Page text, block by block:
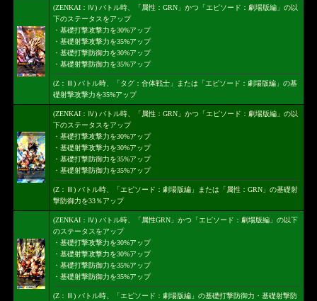
(ZENKAI：Ⅳ) バトル時、「属性：GRN」かつ「エピソード：劇場版編」の以
下のステータスをアップ
・基礎打撃攻撃力を30%アップ
・基礎射撃攻撃力を35%アップ
・基礎打撃防御力を30%アップ
・基礎射撃防御力を35%アップ
(Z：Ⅲ) バトル時、「タグ：合体戦士」または「エピソード：劇場版編」の基
礎射撃攻撃力を35%アップ
(ZENKAI：Ⅳ) バトル時、「属性：GRN」かつ「エピソード：劇場版編」の以
下のステータスをアップ
・基礎打撃攻撃力を30%アップ
・基礎射撃攻撃力を30%アップ
・基礎打撃防御力を35%アップ
・基礎射撃防御力を35%アップ
(Z：Ⅲ) バトル時、「エピソード：劇場版編」または「属性：GRN」の基礎射
撃防御力を33％アップ
(ZENKAI：Ⅳ) バトル時、「属性GRN」かつ「エピソード：劇場版編」の以下
のステータスをアップ
・基礎打撃攻撃力を30%アップ
・基礎射撃攻撃力を30%アップ
・基礎打撃防御力を35%アップ
・基礎射撃防御力を35%アップ
(Z：Ⅲ) バトル時、「エピソード：劇場版編」の基礎打撃防御力・基礎射撃防